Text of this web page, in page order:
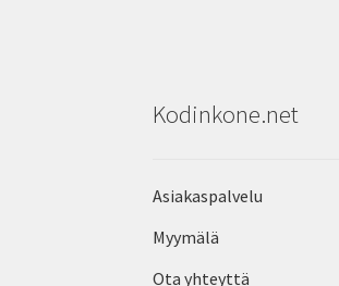
Kodinkone.net
Asiakaspalvelu
Myymälä
Ota yhteyttä